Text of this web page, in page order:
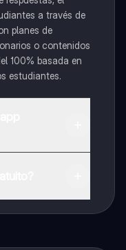
a través de
planes de
o contenidos
100% basada en
estudiantes.